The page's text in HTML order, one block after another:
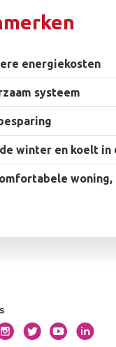
energiekosten
systeem
winter en koelt in